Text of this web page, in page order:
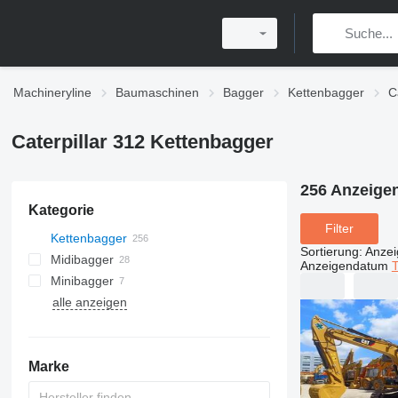
Machineryline Baumaschinen Bagger Kettenbagger
Caterpillar 312 Kettenbagger
Kategorie
Kettenbagger
Midibagger
Minibagger
alle anzeigen
Marke
256
Filter
Sortierung:
Anzeigendatum